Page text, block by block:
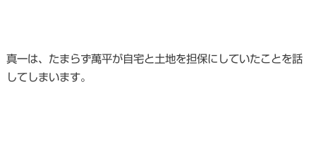
真一は、たまらず萬平が自宅と土地を担保にしていたことを話
してしまいます。